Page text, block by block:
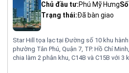
Chủ đầu tư:Phú Mỹ Hưng
Trạng thái:Đã bàn giao
Star Hill tọa lạc tại Đường số 10 khu
phường Tân Phú, Quận 7, TP. Hồ Chí
chia làm 2 phân khu, C14B và C15B với 3